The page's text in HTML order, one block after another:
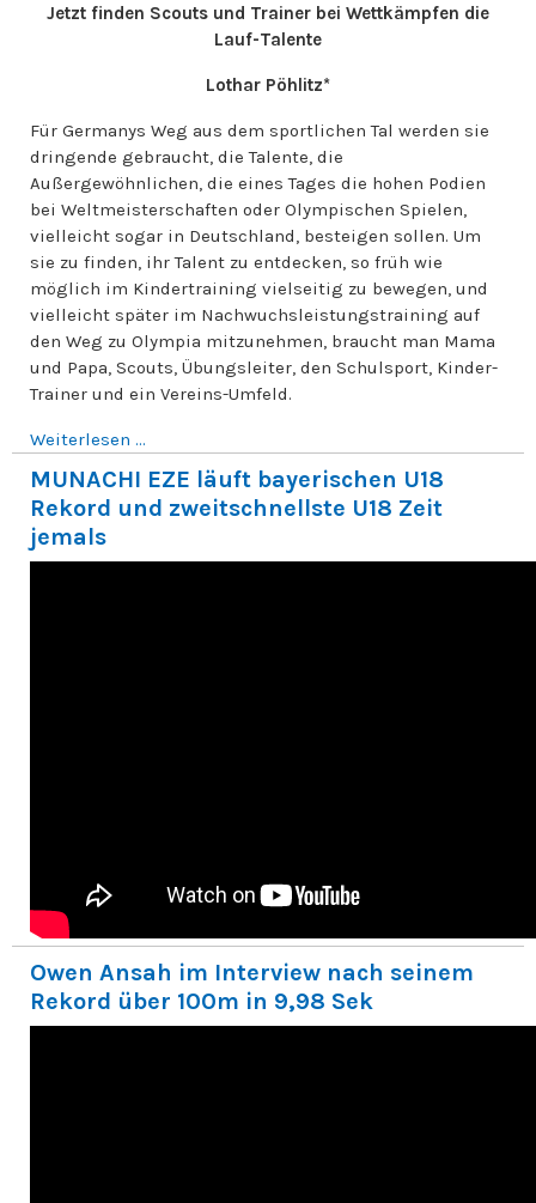
Jetzt finden Scouts und Trainer bei Wettkämpfen die
Lauf-Talente
Lothar Pöhlitz*
Für Germanys Weg aus dem sportlichen Tal werden sie
dringende gebraucht, die Talente, die
Außergewöhnlichen, die eines Tages die hohen Podien
bei Weltmeisterschaften oder Olympischen Spielen,
vielleicht sogar in Deutschland, besteigen sollen. Um
sie zu finden, ihr Talent zu entdecken, so früh wie
möglich im Kindertraining vielseitig zu bewegen, und
vielleicht später im Nachwuchsleistungstraining auf
den Weg zu Olympia mitzunehmen, braucht man Mama
und Papa, Scouts, Übungsleiter, den Schulsport, Kinder-
Trainer und ein Vereins-Umfeld.
Weiterlesen ...
MUNACHI EZE läuft bayerischen U18
Rekord und zweitschnellste U18 Zeit
jemals
Owen Ansah im Interview nach seinem
Rekord über 100m in 9,98 Sek